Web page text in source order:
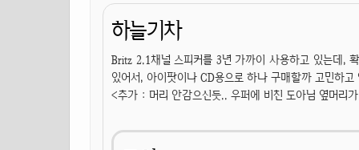
하늘기차
Britz 2.1채널 스피커를 3년 가까이 사용하고 있는데,
있어서, 아이팟이나 CD용으로 하나 구매할까 고민하
<추가 : 머리 안감으신듯.. 우퍼에 비친 도아님 옆머리